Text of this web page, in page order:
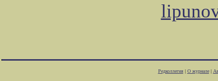
Редколлегия| О журнале|